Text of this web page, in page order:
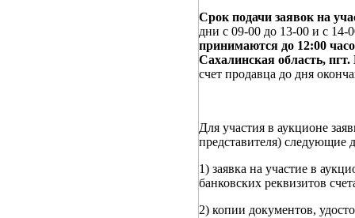
Срок подачи заявок на
дни с 09-00 до 13-00 и с 14-
принимаются до 12:00
Сахалинская область,
счет продавца до дня
Для участия в аукционе
представителя) следующие
1) заявка на участие в
банковских реквизитов
2) копии документов,